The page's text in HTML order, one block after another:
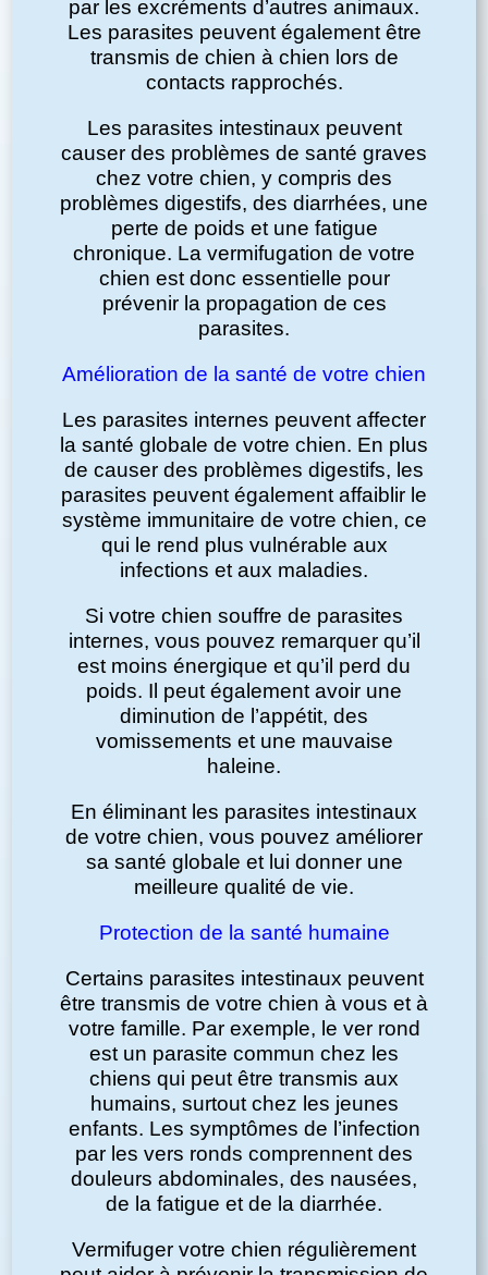
par les excréments d’autres animaux.
Les parasites peuvent également être
transmis de chien à chien lors de
contacts rapprochés.
Les parasites intestinaux peuvent
causer des problèmes de santé graves
chez votre chien, y compris des
problèmes digestifs, des diarrhées, une
perte de poids et une fatigue
chronique. La vermifugation de votre
chien est donc essentielle pour
prévenir la propagation de ces
parasites.
Amélioration de la santé de votre chien
Les parasites internes peuvent affecter
la santé globale de votre chien. En plus
de causer des problèmes digestifs, les
parasites peuvent également affaiblir le
système immunitaire de votre chien, ce
qui le rend plus vulnérable aux
infections et aux maladies.
Si votre chien souffre de parasites
internes, vous pouvez remarquer qu’il
est moins énergique et qu’il perd du
poids. Il peut également avoir une
diminution de l’appétit, des
vomissements et une mauvaise
haleine.
En éliminant les parasites intestinaux
de votre chien, vous pouvez améliorer
sa santé globale et lui donner une
meilleure qualité de vie.
Protection de la santé humaine
Certains parasites intestinaux peuvent
être transmis de votre chien à vous et à
votre famille. Par exemple, le ver rond
est un parasite commun chez les
chiens qui peut être transmis aux
humains, surtout chez les jeunes
enfants. Les symptômes de l’infection
par les vers ronds comprennent des
douleurs abdominales, des nausées,
de la fatigue et de la diarrhée.
Vermifuger votre chien régulièrement